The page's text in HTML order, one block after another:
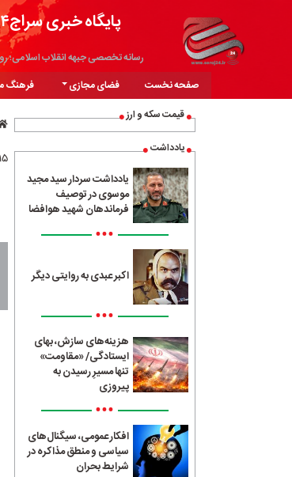
پایگاه خبری سراج۲۴
رسانه تخصصی جبهه انقلاب
صفحه نخست فضای مجازی فرهنگ
قیمت سکه و ارز
یادداشت
یادداشت سردار سید مجید
موسوی در توصیف
فرماندهان شهید هوافضا
•••
اکبر عبدی به روایتی دیگر
•••
هزینه‌های سازش، بهای
ایستادگی/ «مقاومت»
تنها مسیرِ رسیدن به
پیروزی
•••
افکار عمومی، سیگنال‌های
سیاسی و منطق مذاکره در
شرایط بحران